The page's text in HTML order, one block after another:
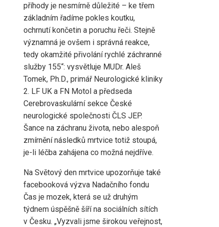
příhody je nesmírně důležité – ke třem
základním řadíme pokles koutku,
ochrnutí končetin a poruchu řeči. Stejně
významná je ovšem i správná reakce,
tedy okamžité přivolání rychlé záchranné
služby 155“: vysvětluje MUDr. Aleš
Tomek, Ph.D., primář Neurologické kliniky
2. LF UK a FN Motol a předseda
Cerebrovaskulární sekce České
neurologické společnosti ČLS JEP.
Šance na záchranu života, nebo alespoň
zmírnění následků mrtvice totiž stoupá,
je-li léčba zahájena co možná nejdříve.
Na Světový den mrtvice upozorňuje také
facebooková výzva Nadačního fondu
Čas je mozek, která se už druhým
týdnem úspěšně šíří na sociálních sítích
v Česku. „Vyzvali jsme širokou veřejnost,